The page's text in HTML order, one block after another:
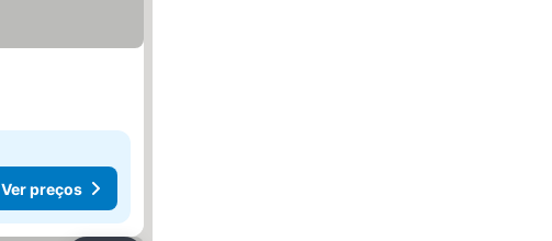
Ver preços